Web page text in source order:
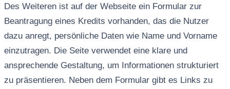
Des Weiteren ist auf der Webseite ein Formular zur
Beantragung eines Kredits vorhanden, das die Nutzer
dazu anregt, persönliche Daten wie Name und Vorname
einzutragen. Die Seite verwendet eine klare und
ansprechende Gestaltung, um Informationen strukturiert
zu präsentieren. Neben dem Formular gibt es Links zu